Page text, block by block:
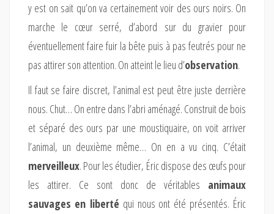
y est on sait qu’on va certainement voir des ours noirs. On
marche le cœur serré, d’abord sur du gravier pour
éventuellement faire fuir la bête puis à pas feutrés pour ne
pas attirer son attention. On atteint le lieu d’observation.
Il faut se faire discret, l’animal est peut être juste derrière
nous. Chut… On entre dans l’abri aménagé. Construit de bois
et séparé des ours par une moustiquaire, on voit arriver
l’animal, un deuxième même… On en a vu cinq. C’était
merveilleux. Pour les étudier, Éric dispose des œufs pour
les attirer. Ce sont donc de véritables animaux
sauvages en liberté qui nous ont été présentés. Éric